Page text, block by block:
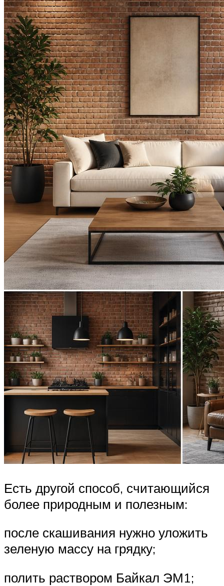
Есть другой способ, считающийся
более природным и полезным:
после скашивания нужно уложить
зеленую массу на грядку;
полить раствором Байкал ЭМ1;